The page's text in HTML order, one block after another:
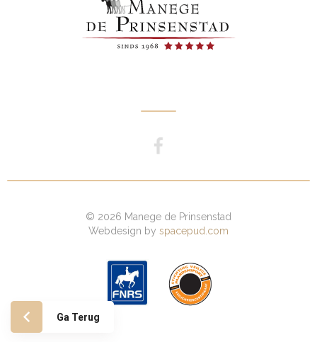
Ga Terug
© 2026 Manege de Prinsenstad
Webdesign by spacepud.com